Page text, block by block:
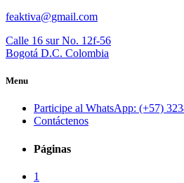
feaktiva@gmail.com
Calle 16 sur No. 12f-56
Bogotá D.C. Colombia
Menu
Participe al WhatsApp: (+57)
Contáctenos
Páginas
1